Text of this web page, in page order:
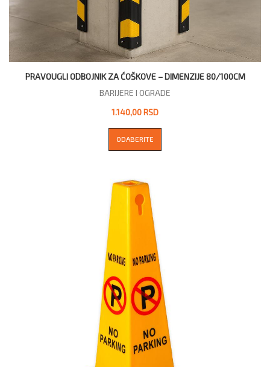
PRAVOUGLI ODBOJNIK ZA ĆOŠKOVE – DIMENZIJE 80/100CM
BARIJERE I OGRADE
1.140,00 RSD
ODABERITE